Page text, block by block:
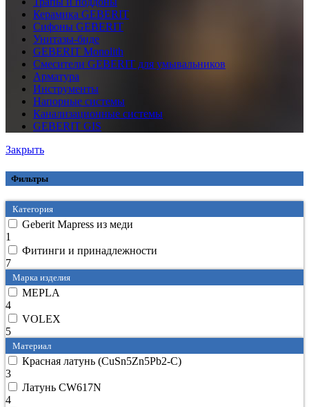
Керамика GEBERIT
Сифоны GEBERIT
Унитазы-биде
GEBERIT Monolith
Смесители GEBERIT для умывальников
Арматура
Инструменты
Напорные системы
Канализационные системы
GEBERIT GIS
Закрыть
Фильтры
Категория
Geberit Mapress из меди
1
Фитинги и принадлежности
7
Марка изделия
MEPLA
4
VOLEX
5
Материал
Красная латунь (CuSn5Zn5Pb2-C)
3
Латунь CW617N
4